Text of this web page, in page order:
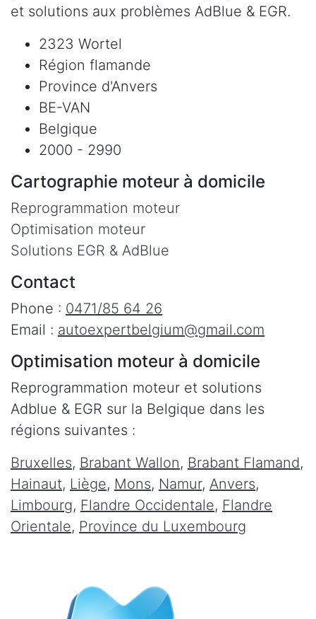
et solutions aux problèmes AdBlue & EGR.
2323 Wortel
Région flamande
Province d'Anvers
BE-VAN
Belgique
2000 - 2990
Cartographie moteur à domicile
Reprogrammation moteur
Optimisation moteur
Solutions EGR & AdBlue
Contact
Phone : 0471/85 64 26
Email : autoexpertbelgium@gmail.com
Optimisation moteur à domicile
Reprogrammation moteur et solutions
Adblue & EGR sur la Belgique dans les
régions suivantes :
Bruxelles, Brabant Wallon, Brabant Flamand,
Hainaut, Liège, Mons, Namur, Anvers,
Limbourg, Flandre Occidentale, Flandre
Orientale, Province du Luxembourg